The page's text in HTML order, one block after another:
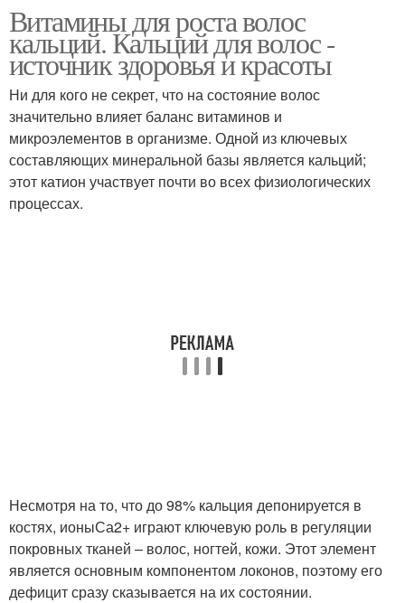
быстрого роста
Витамины для роста волос
кальций. Кальций для волос -
источник здоровья и красоты
Ни для кого не секрет, что на состояние волос
значительно влияет баланс витаминов и
микроэлементов в организме. Одной из ключевых
составляющих минеральной базы является кальций;
этот катион участвует почти во всех физиологических
процессах.
Несмотря на то, что до 98% кальция депонируется в
костях, ионыСа2+ играют ключевую роль в регуляции
покровных тканей – волос, ногтей, кожи. Этот элемент
является основным компонентом локонов, поэтому его
дефицит сразу сказывается на их состоянии.